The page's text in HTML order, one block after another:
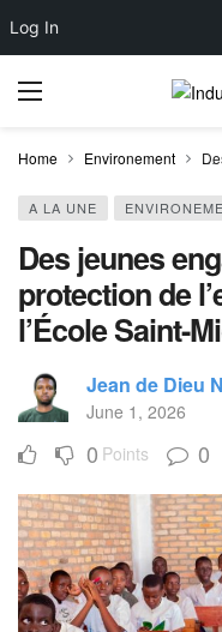
Log In
Home Environement
A LA UNE
Des jeunes
protection de
l’École Saint-
Jean de Dieu
June 1, 2026
0 Points 0